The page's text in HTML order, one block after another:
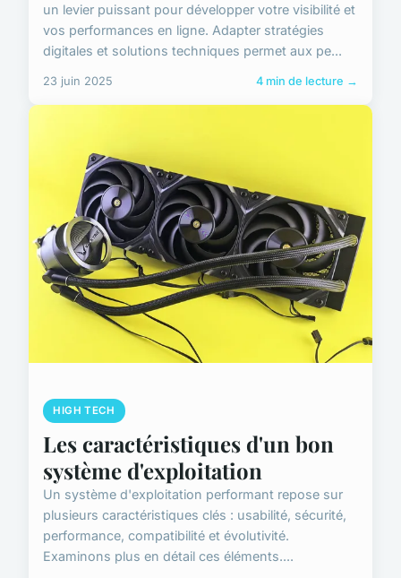
un levier puissant pour développer votre visibilité et
vos performances en ligne. Adapter stratégies
digitales et solutions techniques permet aux pe...
23 juin 2025 4 min de lecture →
HIGH TECH
Les caractéristiques d'un bon
système d'exploitation
Un système d'exploitation performant repose sur
plusieurs caractéristiques clés : usabilité, sécurité,
performance, compatibilité et évolutivité.
Examinons plus en détail ces éléments....